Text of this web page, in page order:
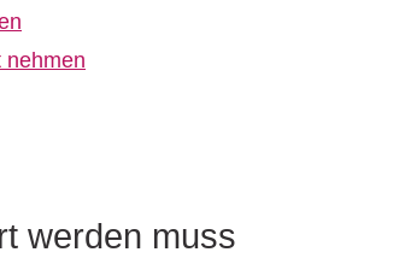
nehmen
werden muss